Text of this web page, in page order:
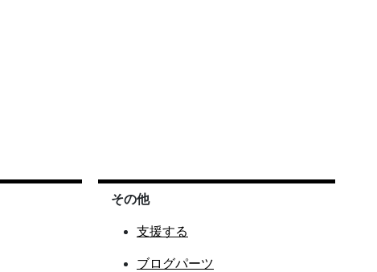
その他
支援する
ブログパーツ